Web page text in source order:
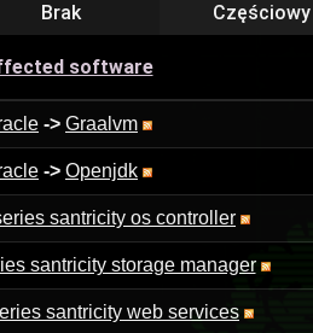
Brak Częściowy
software
-> Graalvm
-> Openjdk
santricity os controller
santricity storage manager
santricity web services